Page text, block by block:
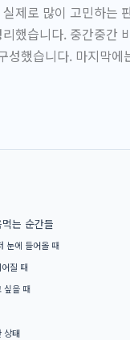
제로 많이 고민하는
했습니다. 중간중간
성했습니다. 마지막
는 순간들
눈에 들어올 때
질 때
싶을 때
상태